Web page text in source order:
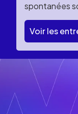
spontanées
Voir les